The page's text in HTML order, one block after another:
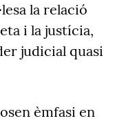
la relació
i la justícia,
judicial quasi
èmfasi en